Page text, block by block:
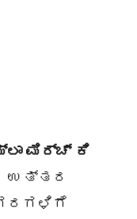
ಮಿರ್ಚ್ ಕಿ
ಉತ್ತರ